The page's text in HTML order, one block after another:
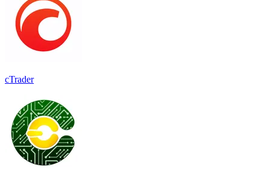
cTrader